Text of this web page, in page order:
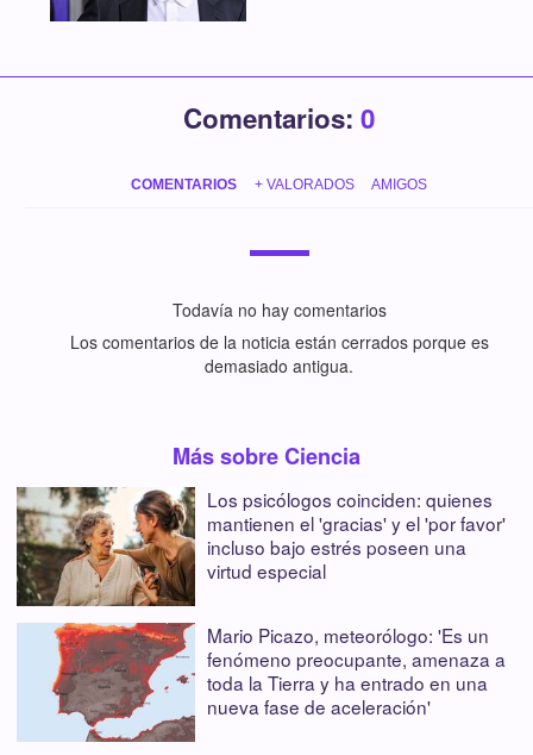
Comentarios: 0
COMENTARIOS + VALORADOS AMIGOS
Todavía no hay comentarios
Los comentarios de la noticia están cerrados porque es
demasiado antigua.
Más sobre Ciencia
Los psicólogos coinciden: quienes
mantienen el 'gracias' y el 'por favor'
incluso bajo estrés poseen una
virtud especial
Mario Picazo, meteorólogo: 'Es un
fenómeno preocupante, amenaza a
toda la Tierra y ha entrado en una
nueva fase de aceleración'